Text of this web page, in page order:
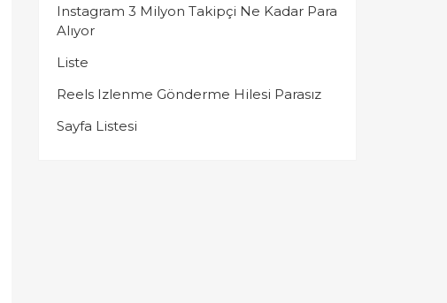
Instagram 3 Milyon Takipçi Ne Kadar Para
Alıyor
Liste
Reels Izlenme Gönderme Hilesi Parasız
Sayfa Listesi